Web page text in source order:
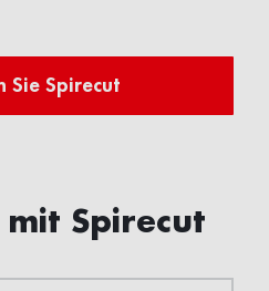
Sie Spirecut
Spirecut